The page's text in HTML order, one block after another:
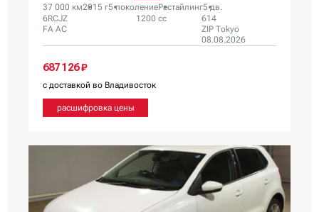
37 000 км2015 г5 поколениеРестайлинг5 дв.
6RCJZ
FA AC
1200 сс
614
ZIP Tokyo
08.08.2026
687 126 ₽
с доставкой во Владивосток
расшифровка цены